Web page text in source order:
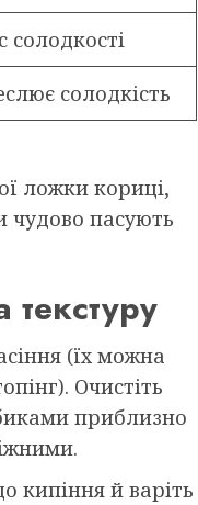
солодкості
солодкість
ложки кориці,
чудово пасують
(їх можна
Очистіть
приблизно
кипіння й варіть